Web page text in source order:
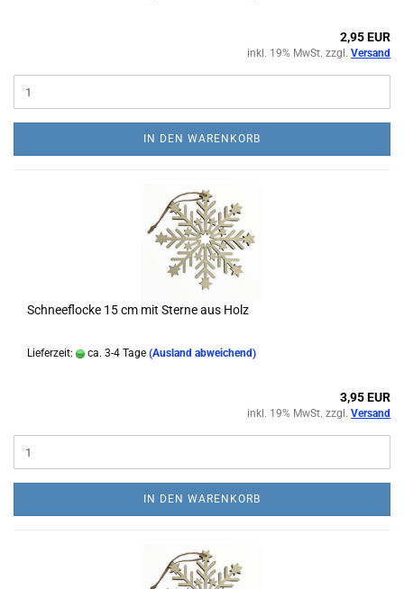
2,95 EUR
inkl. 19% MwSt. zzgl. Versand
IN DEN WARENKORB
Schneeflocke 15 cm mit Sterne aus Holz
Lieferzeit: ca. 3-4 Tage (Ausland abweichend)
3,95 EUR
inkl. 19% MwSt. zzgl. Versand
IN DEN WARENKORB